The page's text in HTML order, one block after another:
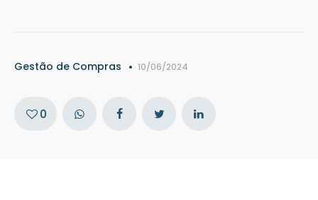
Gestão de Compras 10/06/2024
0